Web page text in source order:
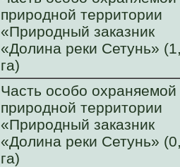
природной территории
«Природный заказник
«Долина реки Сетунь»
га)
Часть особо охраняемой
природной территории
«Природный заказник
«Долина реки Сетунь»
га)